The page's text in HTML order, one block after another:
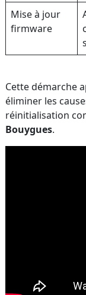
Mise à jour
firmware
Cette démarche
éliminer les
réinitialisation
Bouygues.